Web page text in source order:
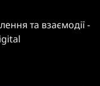
та взаємодії -